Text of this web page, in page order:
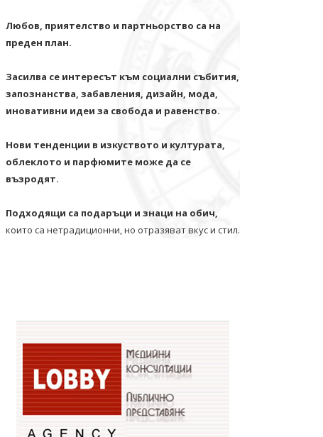
Любов, приятелство и партньорство са на
преден план.
Засилва се интересът към социални събития,
запознанства, забавления, дизайн, мода,
иновативни идеи за свобода и равенство.
Нови тенденции в изкуството и културата,
облеклото и парфюмите може да се
възродят.
Подходящи са подаръци и знаци на обич,
които са нетрадиционни, но отразяват вкус и стил.